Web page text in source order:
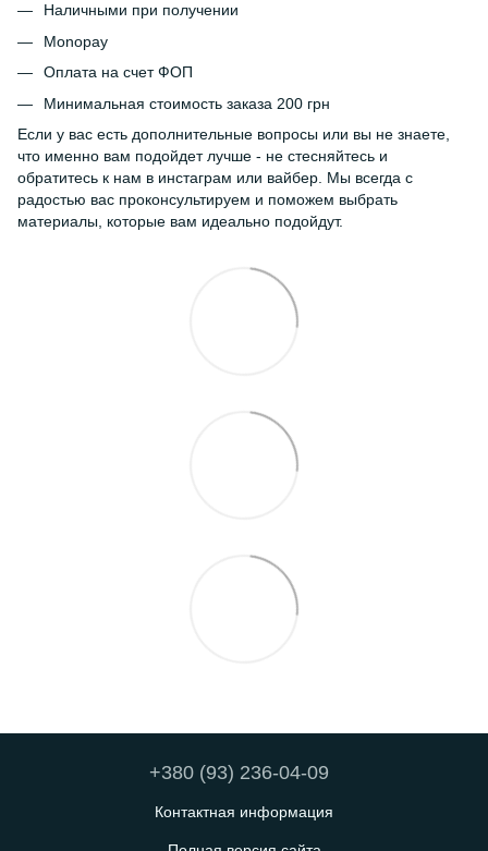
Наличными при получении
Monopay
Оплата на счет ФОП
Минимальная стоимость заказа 200 грн
Если у вас есть дополнительные вопросы или вы не знаете,
что именно вам подойдет лучше - не стесняйтесь и
обратитесь к нам в инстаграм или вайбер. Мы всегда с
радостью вас проконсультируем и поможем выбрать
материалы, которые вам идеально подойдут.
+380 (93) 236-04-09
Контактная информация